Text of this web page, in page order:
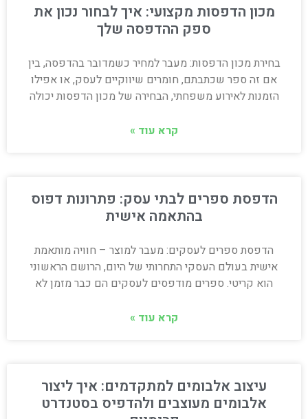
מכון הדפסות מקצועי: איך לבחור נכון את
ספק ההדפסה שלך
בחירת מכון הדפסות: מעבר למחיר כשמדובר בהדפסה, בין
אם זה ספר שכתבתם, חומרים שיווקיים לעסק, או אפילו
הזמנות לאירוע משפחתי, הבחירה של מכון הדפסות יכולה
קרא עוד »
הדפסת ספרים לבתי עסק: פתרונות דפוס
בהתאמה אישית
הדפסת ספרים לעסקים: מעבר למוצר – חוויה מותאמת
אישית בעולם העסקי התחרותי של היום, הרושם הראשוני
הוא קריטי. ספרים מודפסים לעסקים הם כבר מזמן לא
קרא עוד »
עיצוב אלבומים למתקדמים: איך ליצור
אלבומים מעוצבים ולהדפיס בסטנדרט